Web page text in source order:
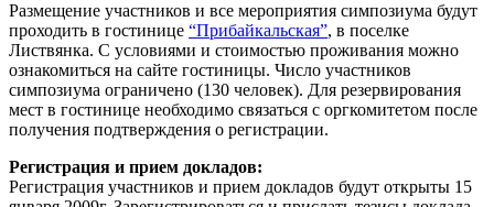
Размещение участников и все мероприятия симпозиума будут
проходить в гостинице “Прибайкальская”, в поселке
Листвянка. С условиями и стоимостью проживания можно
ознакомиться на сайте гостиницы. Число участников
симпозиума ограничено (130 человек). Для резервирования
мест в гостинице необходимо связаться с оргкомитетом после
получения подтверждения о регистрации.
Регистрация и прием докладов:
Регистрация участников и прием докладов будут открыты 15